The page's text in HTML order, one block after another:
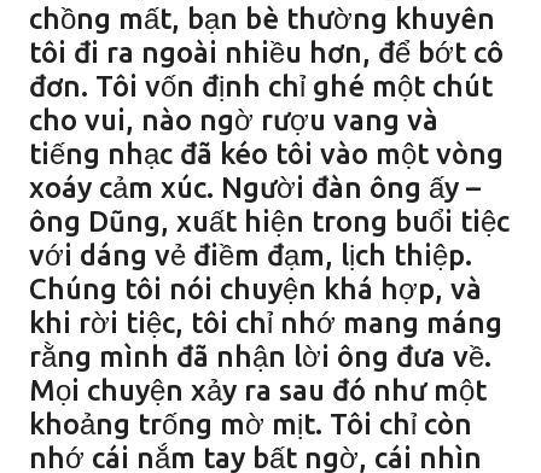
chồng mất, bạn bè thường khuyên
tôi đi ra ngoài nhiều hơn, để bớt cô
đơn. Tôi vốn định chỉ ghé một chút
cho vui, nào ngờ rượu vang và
tiếng nhạc đã kéo tôi vào một vòng
xoáy cảm xúc. Người đàn ông ấy –
ông Dũng, xuất hiện trong buổi tiệc
với dáng vẻ điềm đạm, lịch thiệp.
Chúng tôi nói chuyện khá hợp, và
khi rời tiệc, tôi chỉ nhớ mang máng
rằng mình đã nhận lời ông đưa về.
Mọi chuyện xảy ra sau đó như một
khoảng trống mờ mịt. Tôi chỉ còn
nhớ cái nắm tay bất ngờ, cái nhìn